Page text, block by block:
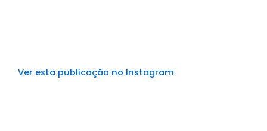
Ver esta publicação no Instagram